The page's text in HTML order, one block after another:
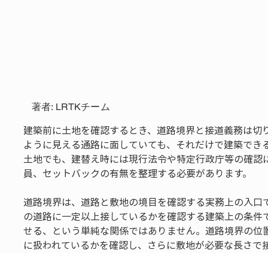
著者: LRTKチーム
建築前に土地を確認するとき、道路境界と接道義務は
ように見える通路に面していても、それだけで建築で
土地でも、建替え時には現行法令や特定行政庁等の確
員、セットバックの有無を整理する必要があります。
道路境界は、道路と敷地の境目を確認する実務上の入
の道路に一定以上接しているかを確認する建築上の条
せる、という単純な関係ではありません。道路境界の
に扱われているかを確認し、さらに敷地が必要な長さで